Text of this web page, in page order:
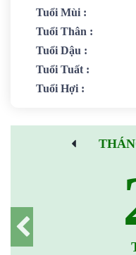
Tuổi Mùi :
Tuổi Thân :
Tuổi Dậu :
Tuổi Tuất :
Tuổi Hợi :